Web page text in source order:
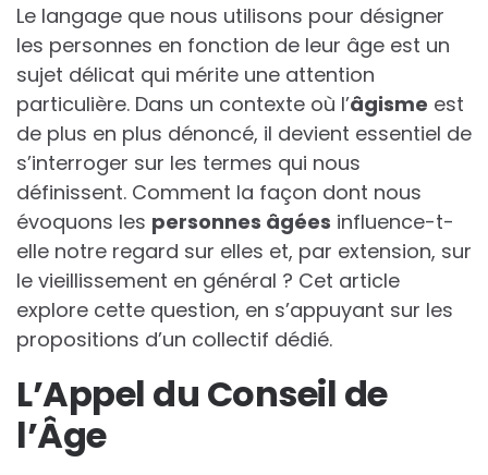
Le langage que nous utilisons pour désigner
les personnes en fonction de leur âge est un
sujet délicat qui mérite une attention
particulière. Dans un contexte où l’âgisme est
de plus en plus dénoncé, il devient essentiel de
s’interroger sur les termes qui nous
définissent. Comment la façon dont nous
évoquons les personnes âgées influence-t-
elle notre regard sur elles et, par extension, sur
le vieillissement en général ? Cet article
explore cette question, en s’appuyant sur les
propositions d’un collectif dédié.
L’Appel du Conseil de
l’Âge